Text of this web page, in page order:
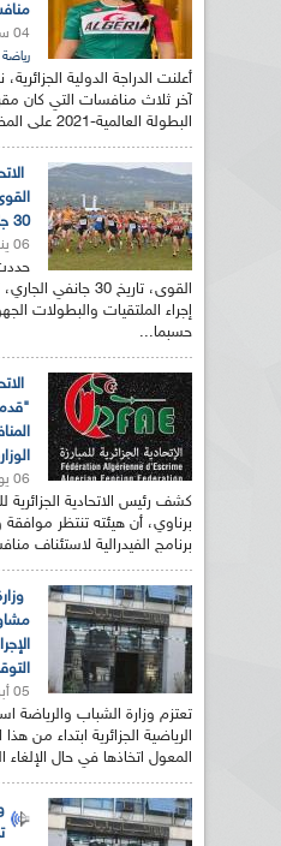
04 سبتمبر 2021
رياضة
أعلنت الدراجة الدولية
آخر ثلاث منافسات التي كان
البطولة العالمية-2021 على المضمار (أواسط...
30 جانفي الجاري
06 يناير 2021
حددت
القوى، تاريخ 30
إجراء الملتقيات والبطولات
حسبما...
06 يونيو 2020
كشف رئيس الاتحادية الجزائرية
برناوي، أن هيئته تنتظر
برنامج الفيدرالية لاستئناف
05 أبريل 2020
تعتزم وزارة الشباب والرياضة
الرياضية الجزائرية ابتداء من
المعول اتخاذها في حال